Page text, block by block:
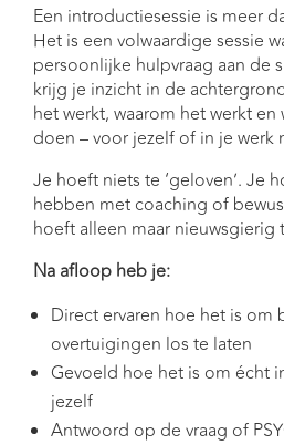
Een introductiesessie is meer
Het is een volwaardige sessie
persoonlijke hulpvraag aan de
krijg je inzicht in de
het werkt, waarom het werkt
doen – voor jezelf of in je werk
Je hoeft niets te ‘geloven’. Je
hebben met coaching of
hoeft alleen maar nieuwsgierig
Na afloop heb je:
Direct ervaren hoe het is om
overtuigingen los te laten
Gevoeld hoe het is om écht
jezelf
Antwoord op de vraag of